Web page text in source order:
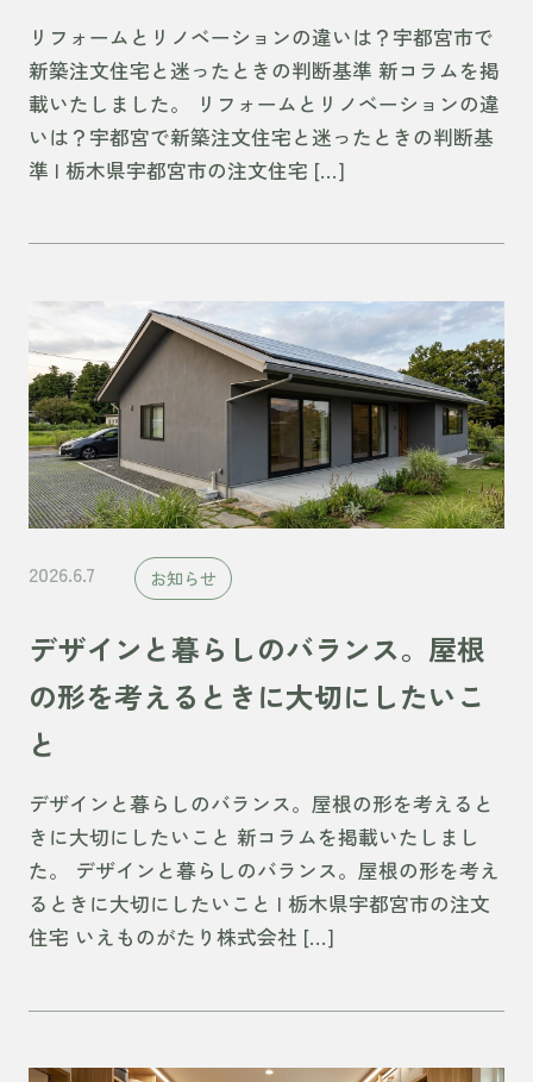
リフォームとリノベーションの違いは？宇都宮市で
新築注文住宅と迷ったときの判断基準 新コラムを掲
載いたしました。 リフォームとリノベーションの違
いは？宇都宮で新築注文住宅と迷ったときの判断基
準 | 栃木県宇都宮市の注文住宅 […]
2026.6.7 お知らせ
デザインと暮らしのバランス。屋根
の形を考えるときに大切にしたいこ
と
デザインと暮らしのバランス。屋根の形を考えると
きに大切にしたいこと 新コラムを掲載いたしまし
た。 デザインと暮らしのバランス。屋根の形を考え
るときに大切にしたいこと | 栃木県宇都宮市の注文
住宅 いえものがたり株式会社 […]